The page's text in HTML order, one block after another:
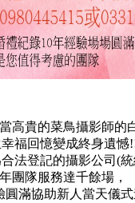
高貴的菜鳥攝影師的
福回憶變成終身遺憾
法登記的攝影公司(統
團隊服務達千餘場，
圓滿協助新人當天儀